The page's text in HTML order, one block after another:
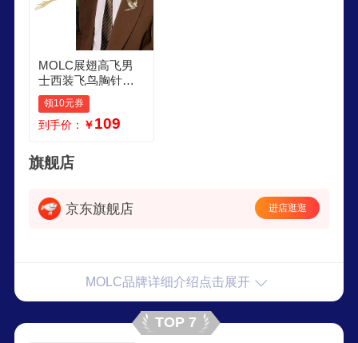
MOLC展翅高飞男
士西装飞鸟胸针女
中国风珐琅彩大衣
配饰实用生日礼物
男 XZ0709展翅高飞
领10元券
到手价： ￥109
旗舰店
京东旗舰店 进店逛逛
MOLC品牌详细介绍点击展开
TOP 7